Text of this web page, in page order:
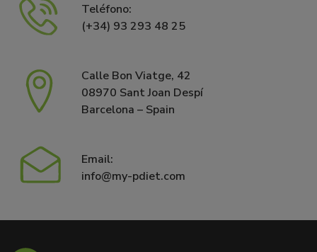
Teléfono:
(+34) 93 293 48 25
Calle Bon Viatge, 42
08970 Sant Joan Despí
Barcelona – Spain
Email:
info@my-pdiet.com